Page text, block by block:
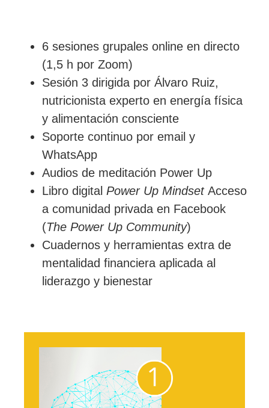
6 sesiones grupales online en directo
(1,5 h por Zoom)
Sesión 3 dirigida por Álvaro Ruiz,
nutricionista experto en energía física
y alimentación consciente
Soporte continuo por email y
WhatsApp
Audios de meditación Power Up
Libro digital Power Up MindsetAcceso
a comunidad privada en Facebook
(The Power Up Community)
Cuadernos y herramientas extra de
mentalidad financiera aplicada al
liderazgo y bienestar